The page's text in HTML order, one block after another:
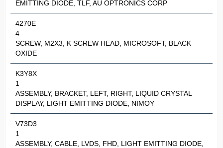
EMITTING DIODE, TLF, AU OPTRONICS CORP
4270E
4
SCREW, M2X3, K SCREW HEAD, MICROSOFT, BLACK
OXIDE
K3Y8X
1
ASSEMBLY, BRACKET, LEFT, RIGHT, LIQUID CRYSTAL
DISPLAY, LIGHT EMITTING DIODE, NIMOY
V73D3
1
ASSEMBLY, CABLE, LVDS, FHD, LIGHT EMITTING DIODE,